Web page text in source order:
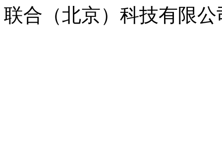
联合（北京）科技有限公